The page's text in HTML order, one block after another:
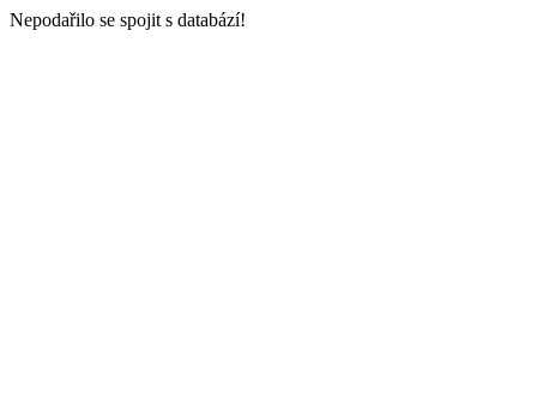
Nepodařilo se spojit s databází!